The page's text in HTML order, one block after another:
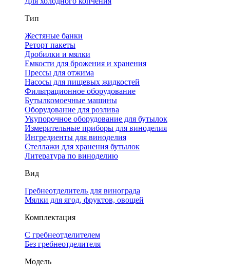
Тип
Жестяные банки
Реторт пакеты
Дробилки и мялки
Емкости для брожения и хранения
Прессы для отжима
Насосы для пищевых жидкостей
Фильтрационное оборудование
Бутылкомоечные машины
Оборудование для розлива
Укупорочное оборудование для бутылок
Измерительные приборы для виноделия
Ингредиенты для виноделия
Стеллажи для хранения бутылок
Литература по виноделию
Вид
Гребнеотделитель для винограда
Мялки для ягод, фруктов, овощей
Комплектация
С гребнеотделителем
Без гребнеотделителя
Модель